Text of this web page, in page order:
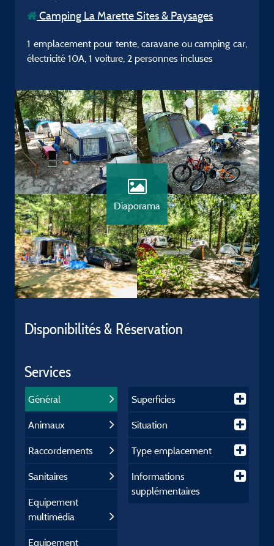
Camping La Marette Sites & Paysages
1 emplacement pour tente, caravane ou camping car,
électricité 10A, 1 voiture, 2 personnes incluses
Diaporama
Disponibilités & Réservation
Services
Général
Animaux
Raccordements
Sanitaires
Equipement
multimédia
Equipement
Superficies
Situation
Type emplacement
Informations
supplémentaires